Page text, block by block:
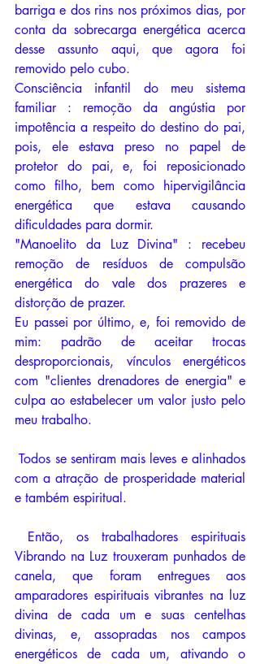
barriga e dos rins nos próximos dias, por
conta da sobrecarga energética acerca
desse assunto aqui, que agora foi
removido pelo cubo.
Consciência infantil do meu sistema
familiar : remoção da angústia por
impotência a respeito do destino do pai,
pois, ele estava preso no papel de
protetor do pai, e, foi reposicionado
como filho, bem como hipervigilância
energética que estava causando
dificuldades para dormir.
"Manoelito da Luz Divina" : recebeu
remoção de resíduos de compulsão
energética do vale dos prazeres e
distorção de prazer.
Eu passei por último, e, foi removido de
mim: padrão de aceitar trocas
desproporcionais, vínculos energéticos
com "clientes drenadores de energia" e
culpa ao estabelecer um valor justo pelo
meu trabalho.
Todos se sentiram mais leves e alinhados
com a atração de prosperidade material
e também espiritual.
Vibrando na Luz trouxeram punhados de
canela, que foram entregues aos
amparadores espirituais vibrantes na luz
divina de cada um e suas centelhas
divinas, e, assopradas nos campos
energéticos de cada um, ativando o